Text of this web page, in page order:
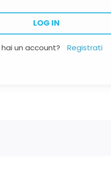
hai un account? Registrati